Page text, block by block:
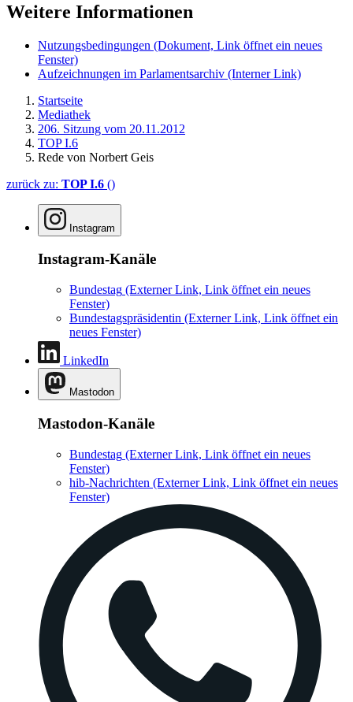
Weitere Informationen
Nutzungsbedingungen (Dokument, Link öffnet ein neues
Fenster)
Aufzeichnungen im Parlamentsarchiv (Interner Link)
Startseite
Mediathek
206. Sitzung vom 20.11.2012
TOP I.6
Rede von Norbert Geis
zurück zu: TOP I.6 ()
Instagram
Instagram-Kanäle
Bundestag (Externer Link, Link öffnet ein neues
Fenster)
Bundestagspräsidentin (Externer Link, Link öffnet ein
neues Fenster)
LinkedIn
Mastodon
Mastodon-Kanäle
Bundestag (Externer Link, Link öffnet ein neues
Fenster)
hib-Nachrichten (Externer Link, Link öffnet ein neues
Fenster)